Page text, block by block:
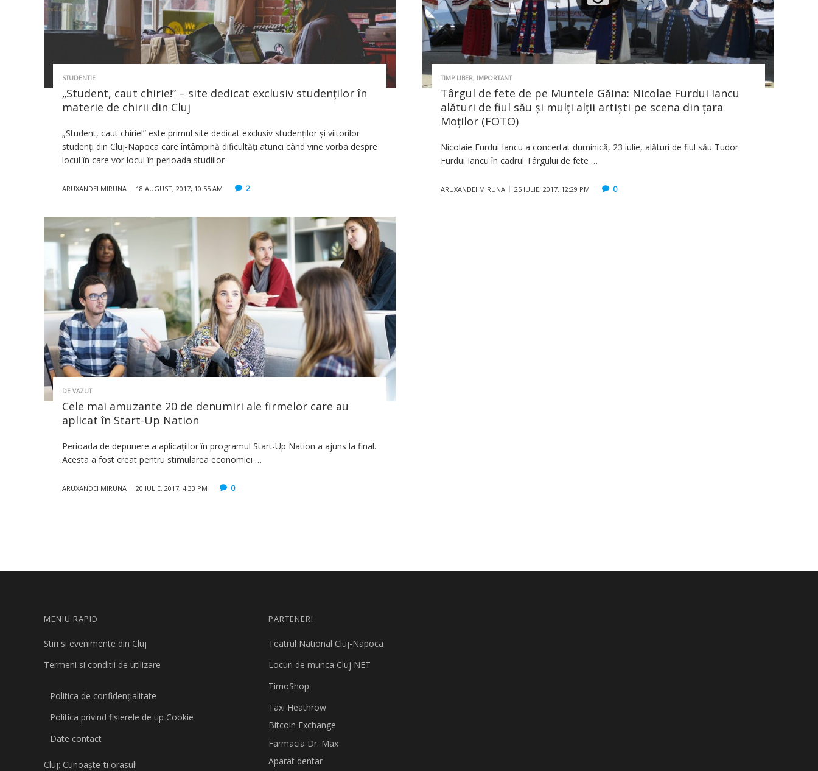
STUDENTIE
„Student, caut chirie!” – site dedicat exclusiv studenților în
materie de chirii din Cluj
„Student, caut chirie!” este primul site dedicat exclusiv studenților și viitorilor
studenți din Cluj-Napoca care întâmpină dificultăți atunci când vine vorba despre
locul în care vor locui în perioada studiilor
ARUXANDEI MIRUNA 18 AUGUST, 2017, 10:55 AM 2
TIMP LIBER, IMPORTANT
Târgul de fete de pe Muntele Găina: Nicolae Furdui Iancu
alături de fiul său și mulți alții artiști pe scena din țara
Moților (FOTO)
Nicolaie Furdui Iancu a concertat duminică, 23 iulie, alături de fiul său Tudor
Furdui Iancu în cadrul Târgului de fete …
ARUXANDEI MIRUNA 25 IULIE, 2017, 12:29 PM 0
DE VAZUT
Cele mai amuzante 20 de denumiri ale firmelor care au
aplicat în Start-Up Nation
Perioada de depunere a aplicațiilor în programul Start-Up Nation a ajuns la final.
Acesta a fost creat pentru stimularea economiei …
ARUXANDEI MIRUNA 20 IULIE, 2017, 4:33 PM 0
MENIU RAPID
Stiri si evenimente din Cluj
Termeni si conditii de utilizare
Politica de confidențialitate
Politica privind fişierele de tip Cookie
Date contact
Cluj: Cunoaşte-ti orasul!
PARTENERI
Teatrul National Cluj-Napoca
Locuri de munca Cluj NET
TimoShop
Taxi Heathrow
Bitcoin Exchange
Farmacia Dr. Max
Aparat dentar